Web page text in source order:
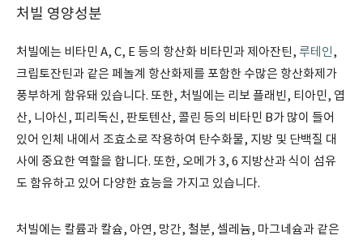
처빌 영양성분
처빌에는 비타민 A, C, E 등의 항산화 비타민과 제아잔틴, 루테인,
크립토잔틴과 같은 페놀계 항산화제를 포함한 수많은 항산화제가
풍부하게 함유돼 있습니다. 또한, 처빌에는 리보 플래빈, 티아민, 엽
산, 니아신, 피리독신, 판토텐산, 콜린 등의 비타민 B가 많이 들어
있어 인체 내에서 조효소로 작용하여 탄수화물, 지방 및 단백질 대
사에 중요한 역할을 합니다. 또한, 오메가 3, 6 지방산과 식이 섬유
도 함유하고 있어 다양한 효능을 가지고 있습니다.
처빌에는 칼륨과 칼슘, 아연, 망간, 철분, 셀레늄, 마그네슘과 같은